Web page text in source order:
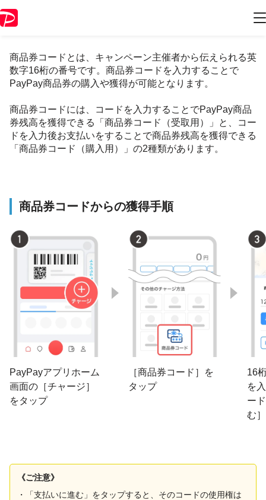
商品券コードとは、キャンペーン主催者から伝えられる英
数字16桁の番号です。商品券コードを入力することで
PayPay商品券の購入や獲得が可能となります。
商品券コードには、コードを入力することでPayPay商品
券残高を獲得できる「商品券コード（受取用）」と、コー
ドを入力後お支払いをすることで商品券残高を獲得できる
「商品券コード（購入用）」の2種類があります。
商品券コードからの獲得手順
PayPayアプリホーム
画面の［チャージ］
をタップ
［商品券コード］を
タップ
16
を
ー
む
《ご注意》
・「支払いに進む」をタップすると、そのコードの使用権は